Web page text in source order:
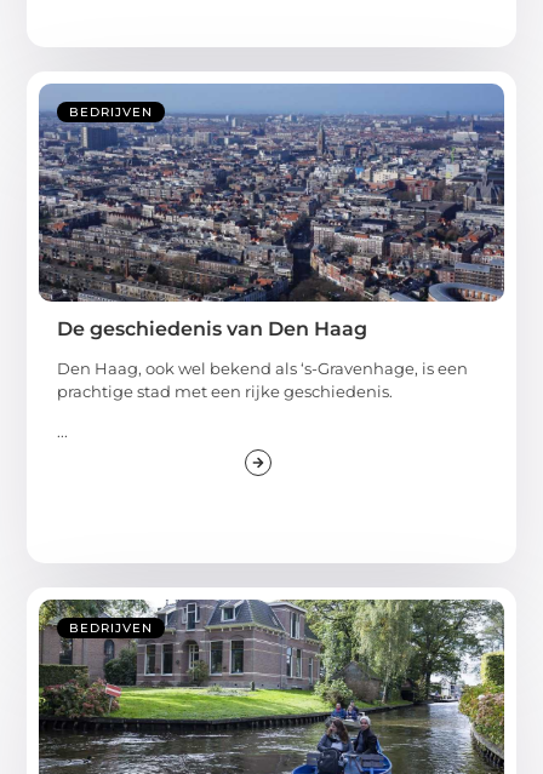
BEDRIJVEN
De geschiedenis van Den Haag
Den Haag, ook wel bekend als ‘s-Gravenhage, is een
prachtige stad met een rijke geschiedenis.
...
BEDRIJVEN